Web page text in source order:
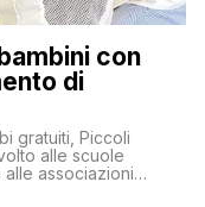
con
di
gratuiti, Piccoli
alle scuole
associazioni